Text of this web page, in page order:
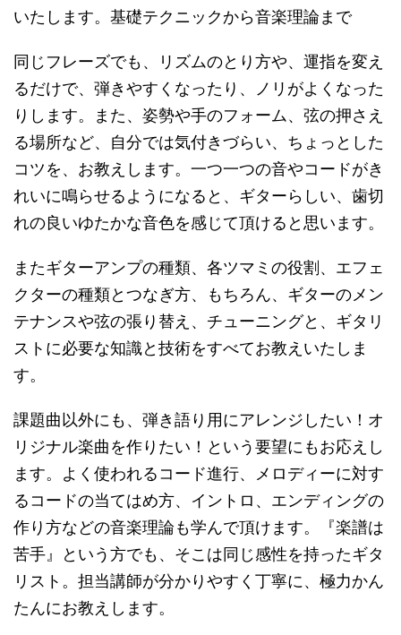
いたします。基礎テクニックから音楽理論まで
同じフレーズでも、リズムのとり方や、運指を変え
るだけで、弾きやすくなったり、ノリがよくなった
りします。また、姿勢や手のフォーム、弦の押さえ
る場所など、自分では気付きづらい、ちょっとした
コツを、お教えします。一つ一つの音やコードがき
れいに鳴らせるようになると、ギターらしい、歯切
れの良いゆたかな音色を感じて頂けると思います。
またギターアンプの種類、各ツマミの役割、エフェ
クターの種類とつなぎ方、もちろん、ギターのメン
テナンスや弦の張り替え、チューニングと、ギタリ
ストに必要な知識と技術をすべてお教えいたしま
す。
課題曲以外にも、弾き語り用にアレンジしたい！オ
リジナル楽曲を作りたい！という要望にもお応えし
ます。よく使われるコード進行、メロディーに対す
るコードの当てはめ方、イントロ、エンディングの
作り方などの音楽理論も学んで頂けます。『楽譜は
苦手』という方でも、そこは同じ感性を持ったギタ
リスト。担当講師が分かりやすく丁寧に、極力かん
たんにお教えします。